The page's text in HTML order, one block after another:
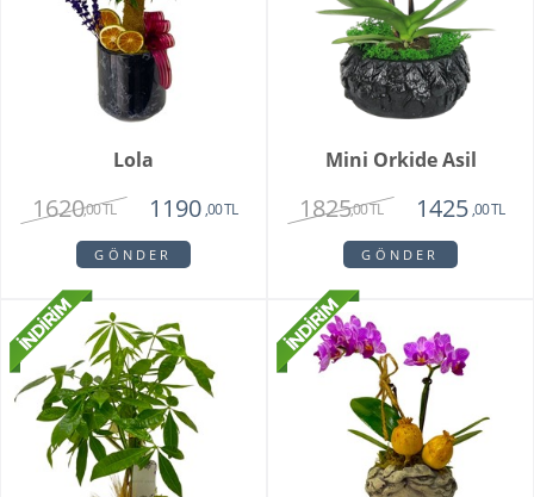
Lola
1620,00 TL 1190 ,00 TL
GÖNDER
Mini Orkide Asil
1825,00 TL 1425 ,00 TL
GÖNDER